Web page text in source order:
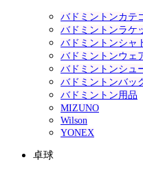
バドミントンカテ
バドミントンラケ
バドミントンシャ
バドミントンウェ
バドミントンシュ
バドミントンバッ
バドミントン用品
MIZUNO
Wilson
YONEX
卓球